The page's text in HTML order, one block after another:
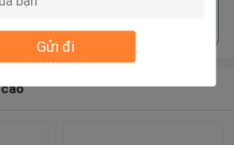
Gửi đi
Tiếp tục